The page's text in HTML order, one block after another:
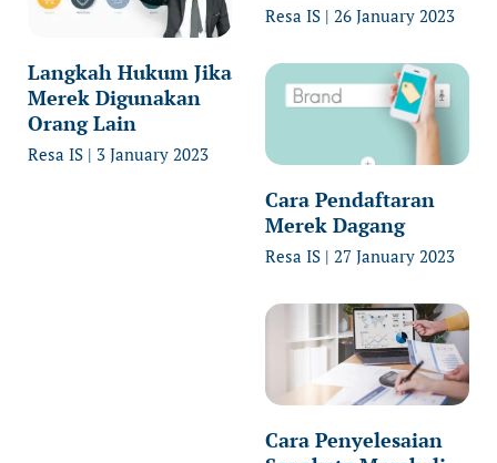
Langkah Hukum Jika
Merek Digunakan
Orang Lain
Resa IS 3 January 2023
Resa IS 26 January 2023
Cara Pendaftaran
Merek Dagang
Resa IS 27 January 2023
Cara Penyelesaian